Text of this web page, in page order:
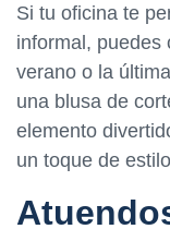
Si tu oficina te
informal, puedes
verano o la
una blusa de
elemento
un toque de